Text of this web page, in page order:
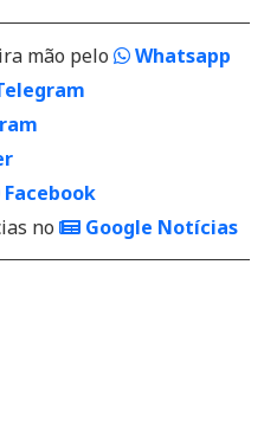
mão pelo
Whatsapp
Facebook
no
Google Notícias